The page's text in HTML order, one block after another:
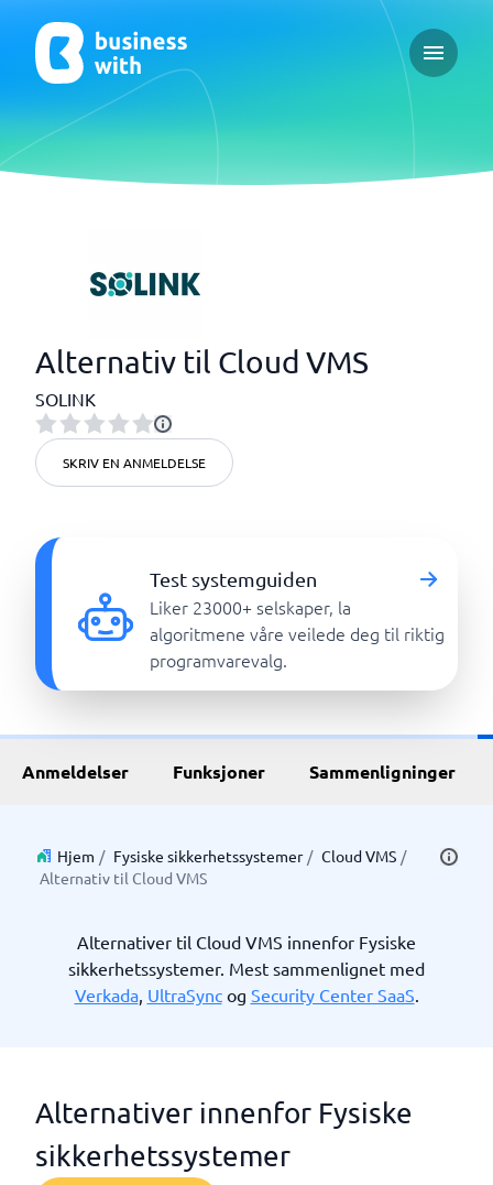
Open
Alternativ til Cloud VMS
SOLINK
SKRIV EN ANMELDELSE
Test systemguiden
Liker 23000+ selskaper, la
algoritmene våre veilede deg til riktig
programvarevalg.
Anmeldelser Funksjoner Sammenligninger
Hjem / Fysiske sikkerhetssystemer / Cloud VMS /
Alternativ til Cloud VMS
Alternativer til Cloud VMS innenfor Fysiske
sikkerhetssystemer. Mest sammenlignet med
Verkada, UltraSyncog Security Center SaaS.
Alternativer innenfor Fysiske
sikkerhetssystemer